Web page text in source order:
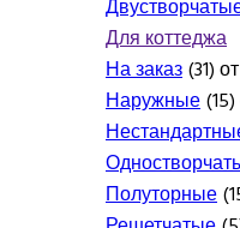
Для коттеджа
На заказ(31)
Наружные
Полуторные